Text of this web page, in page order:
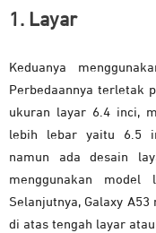
1. Layar
Keduanya
Perbedaannya terletak
ukuran layar 6.4 inci,
lebih lebar yaitu 6.5
namun ada desain
menggunakan
Selanjutnya, Galaxy
di atas tengah layar atau